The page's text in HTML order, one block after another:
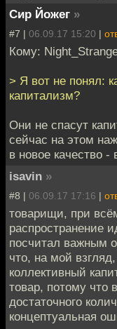
Сир Йожег »
#7 | 06.09.17 15:20 |
Кому:
> Я вот не понял:
капитализм?
Они не спасут
сейчас на этом
в новое качество -
isavin »
#8 | 06.09.17 17:16 |
товарищи, при
распространение
посчитал важным
что, на мой
коллективный
товар, потому что
достаточного
концептуальная